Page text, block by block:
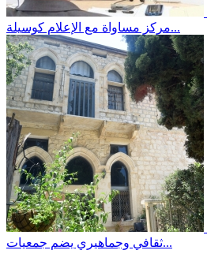
مركز مساواة مع الإعلام كوسيلة...
ثقافي وجماهيري يضم جمعيات...